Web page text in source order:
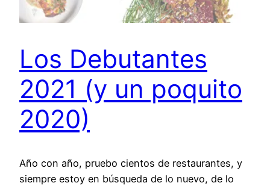
Los Debutantes
2021 (y un poquito
2020)
Año con año, pruebo cientos de restaurantes, y
siempre estoy en búsqueda de lo nuevo, de lo